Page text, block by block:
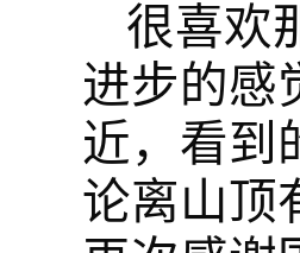
很喜欢
进步的感
近，看到
论离山顶